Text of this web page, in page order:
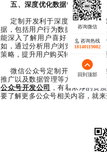
五、深度优化数据管理
定制开发利于深度优化公众
据，包括用户行为数据、用户属
能深入了解用户喜好、消费习惯
如，通过分析用户浏览商品记录
策略，提升用户购买转化率，实
微信公众号定制开发在功能
推广以及数据管理等方面展现出
公众号开发公司
，有着浓厚的资
要了解更多公众号相关内容，就
咨询热线
18140119082
回到顶部